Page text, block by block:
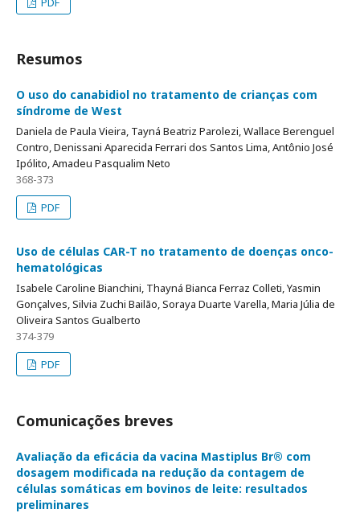
Resumos
O uso do canabidiol no tratamento de crianças com
síndrome de West
Daniela de Paula Vieira, Tayná Beatriz Parolezi, Wallace Berenguel
Contro, Denissani Aparecida Ferrari dos Santos Lima, Antônio José
Ipólito, Amadeu Pasqualim Neto
368-373
PDF
Uso de células CAR-T no tratamento de doenças onco-
hematológicas
Isabele Caroline Bianchini, Thayná Bianca Ferraz Colleti, Yasmin
Gonçalves, Silvia Zuchi Bailão, Soraya Duarte Varella, Maria Júlia de
Oliveira Santos Gualberto
374-379
PDF
Comunicações breves
Avaliação da eficácia da vacina Mastiplus Br® com
dosagem modificada na redução da contagem de
células somáticas em bovinos de leite: resultados
preliminares